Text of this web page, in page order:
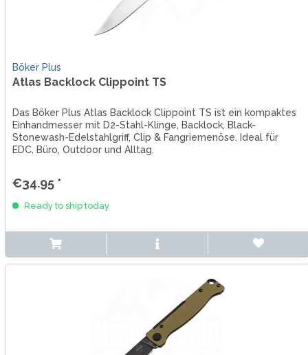
Böker Plus
Atlas Backlock Clippoint TS
Das Böker Plus Atlas Backlock Clippoint TS ist ein kompaktes
Einhandmesser mit D2-Stahl-Klinge, Backlock, Black-
Stonewash-Edelstahlgriff, Clip & Fangriemenöse. Ideal für
EDC, Büro, Outdoor und Alltag.
€34.95 *
Ready to ship today